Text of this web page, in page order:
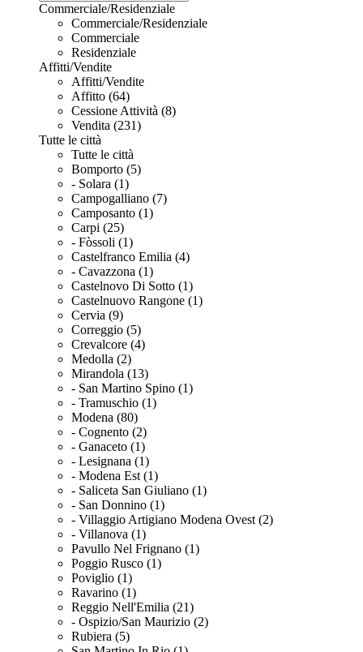
Commerciale/Residenziale
Commerciale/Residenziale
Commerciale
Residenziale
Affitti/Vendite
Affitti/Vendite
Affitto (64)
Cessione Attività (8)
Vendita (231)
Tutte le città
Tutte le città
Bomporto (5)
- Solara (1)
Campogalliano (7)
Camposanto (1)
Carpi (25)
- Fòssoli (1)
Castelfranco Emilia (4)
- Cavazzona (1)
Castelnovo Di Sotto (1)
Castelnuovo Rangone (1)
Cervia (9)
Correggio (5)
Crevalcore (4)
Medolla (2)
Mirandola (13)
- San Martino Spino (1)
- Tramuschio (1)
Modena (80)
- Cognento (2)
- Ganaceto (1)
- Lesignana (1)
- Modena Est (1)
- Saliceta San Giuliano (1)
- San Donnino (1)
- Villaggio Artigiano Modena Ovest (2)
- Villanova (1)
Pavullo Nel Frignano (1)
Poggio Rusco (1)
Poviglio (1)
Ravarino (1)
Reggio Nell'Emilia (21)
- Ospizio/San Maurizio (2)
Rubiera (5)